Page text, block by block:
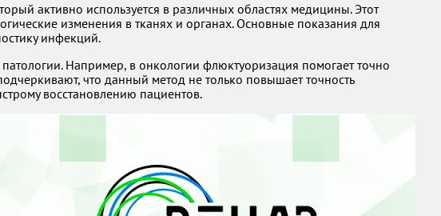
активно используется в различных областях медицины. Этот
изменения в тканях и органах. Основные показания для
инфекций.
Например, в онкологии флюктуоризация помогает точно
что данный метод не только повышает точность
восстановлению пациентов.